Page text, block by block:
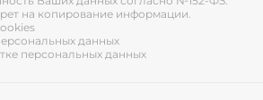
на копирование информации.
данных
персональных данных